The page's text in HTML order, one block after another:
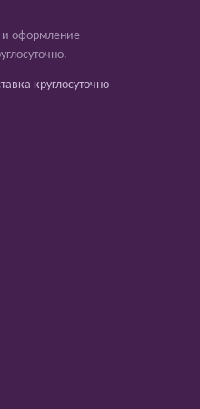
и оформление
круглосуточно